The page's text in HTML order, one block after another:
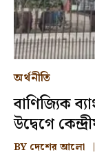
অর্থনীতি
বাণিজ্যিক
উদ্বেগে
BY দেশের আলো